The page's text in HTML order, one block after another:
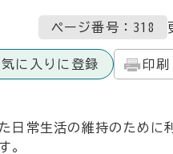
ページ番号：318
に入りに登録 印刷
日常生活の維持のために
。